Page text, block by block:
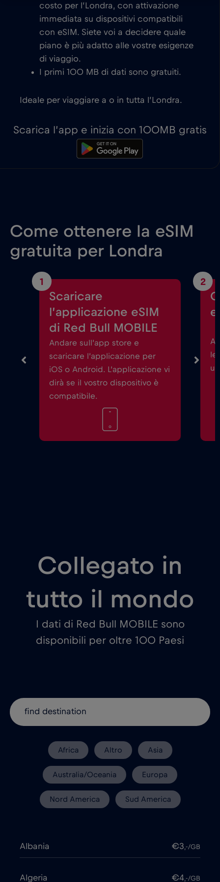
costo per l’Londra, con attivazione
immediata su dispositivi compatibili
con eSIM. Siete voi a decidere quale
piano è più adatto alle vostre esigenze
di viaggio.
I primi 100 MB di dati sono gratuiti.
Ideale per viaggiare a o in tutta l’Londra.
Scarica l’app e inizia con 100MB gratis
Come ottenere la eSIM
gratuita per Londra
1
Scaricare
l’applicazione eSIM
di Red Bull MOBILE
Andare sull’app store e
scaricare l’applicazione per
iOS o Android. L’applicazione vi
dirà se il vostro dispositivo è
compatibile.
2
le
Collegato in
tutto il mondo
I dati di Red Bull MOBILE sono
disponibili per oltre 100 Paesi
Africa Altro Asia
Australia/Oceania Europa
Nord America Sud America
Albania €3,-/GB
Algeria €4,-/GB